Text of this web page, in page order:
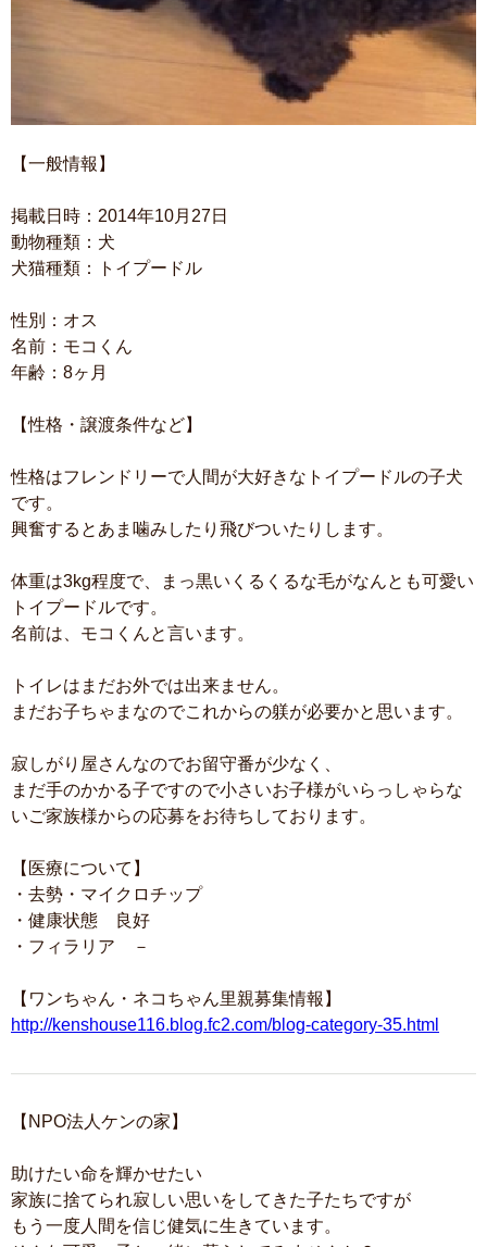
【一般情報】
掲載日時：2014年10月27日
動物種類：犬
犬猫種類：トイプードル
性別：オス
名前：モコくん
年齢：8ヶ月
【性格・譲渡条件など】
性格はフレンドリーで人間が大好きなトイプードルの子犬
です。
興奮するとあま噛みしたり飛びついたりします。
体重は3kg程度で、まっ黒いくるくるな毛がなんとも可愛い
トイプードルです。
名前は、モコくんと言います。
トイレはまだお外では出来ません。
まだお子ちゃまなのでこれからの躾が必要かと思います。
寂しがり屋さんなのでお留守番が少なく、
まだ手のかかる子ですので小さいお子様がいらっしゃらな
いご家族様からの応募をお待ちしております。
【医療について】
・去勢・マイクロチップ
・健康状態 良好
・フィラリア －
【ワンちゃん・ネコちゃん里親募集情報】
http://kenshouse116.blog.fc2.com/blog-category-35.html
【NPO法人ケンの家】
助けたい命を輝かせたい
家族に捨てられ寂しい思いをしてきた子たちですが
もう一度人間を信じ健気に生きています。